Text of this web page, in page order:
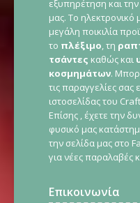
εξυπηρέτηση και
μας. Το ηλεκτρονικό
μεγάλη ποικιλία
το πλέξιμο , τη
τσάντες καθώς και
κοσμημάτων.
τις παραγγελίες
ιστοσελίδας του
Επίσης , έχετε την
φυσικό μας
την σελίδα μας στο
για νέες παραλαβές
Επικοινωνία